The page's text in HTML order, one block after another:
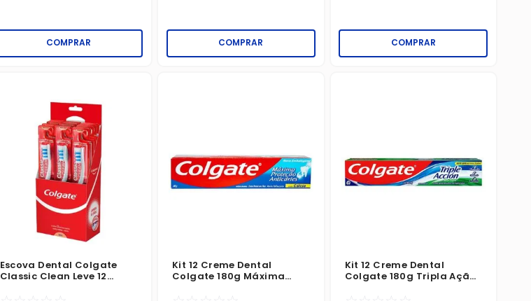
COMPRAR COMPRAR COMPRAR
Escova Dental Colgate
Classic Clean Leve 12
Kit 12 Creme Dental
Colgate 180g Máxima
Kit 12 Creme Dental
Colgate 180g Tripla Ação